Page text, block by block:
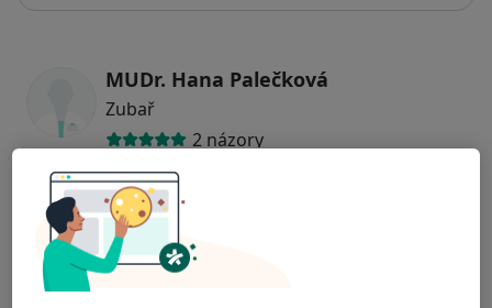
MUDr. Hana Palečková
Zubař
2 názory
MUDr. Adéla Brhlíková
Zubař
5 názorů